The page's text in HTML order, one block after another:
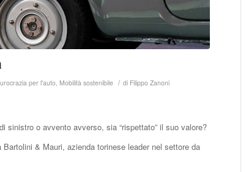
per l'auto ,Mobilità sostenibile / di Filippo Zanoni
o avvento avverso, sia “rispettato” il suo valore?
& Mauri, azienda torinese leader nel settore da